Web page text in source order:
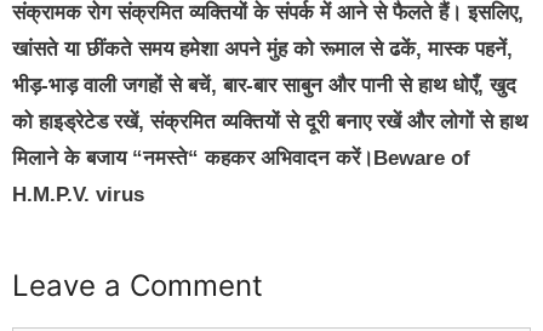
संक्रामक रोग संक्रमित व्यक्तियों के संपर्क में आने से फैलते हैं। इसलिए,
खांसते या छींकते समय हमेशा अपने मुंह को रूमाल से ढकें, मास्क पहनें,
भीड़-भाड़ वाली जगहों से बचें, बार-बार साबुन और पानी से हाथ धोएँ, खुद
को हाइड्रेटेड रखें, संक्रमित व्यक्तियों से दूरी बनाए रखें और लोगों से हाथ
मिलाने के बजाय “नमस्ते“ कहकर अभिवादन करें।Beware of
H.M.P.V. virus
Leave a Comment